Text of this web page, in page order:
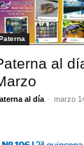
al
al día - marzo